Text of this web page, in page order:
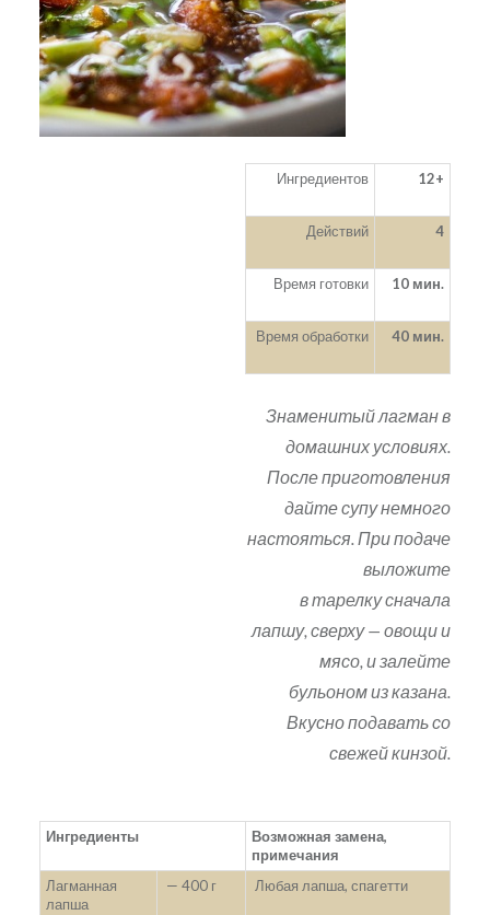
Ингредиентов 12+
Действий 4
Время готовки 10 мин.
Время обработки 40 мин.
Знаменитый лагман в
домашних условиях.
После приготовления
дайте супу немного
настояться. При подаче
выложите
в тарелку сначала
лапшу, сверху — овощи и
мясо, и залейте
бульоном из казана.
Вкусно подавать со
свежей кинзой.
Ингредиенты
Возможная замена,
примечания
Лагманная
лапша
— 400 г Любая лапша, спагетти